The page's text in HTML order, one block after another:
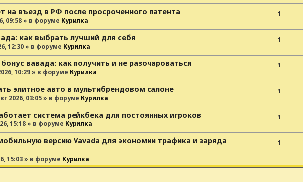
на въезд в РФ после просроченного патента
09:58» в форуме Курилка
1
как выбрать лучший для себя
12:30» в форуме Курилка
1
вавада: как получить и не разочароваться
10:29» в форуме Курилка
1
элитное авто в мультибрендовом салоне
2026, 03:05» в форуме Курилка
1
система рейкбека для постоянных игроков
15:18» в форуме Курилка
1
версию Vavada для экономии трафика и заряда
15:03» в форуме Курилка
1